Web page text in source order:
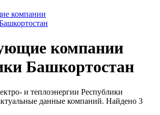
компании
компании
Башкортостан
и теплоэнергии Республики
данные компаний. Найдено 3